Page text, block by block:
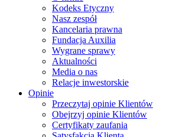
Kodeks Etyczny
Nasz zespół
Kancelaria prawna
Fundacja Auxilia
Wygrane sprawy
Aktualności
Media o nas
Relacje inwestorskie
Opinie
Przeczytaj opinie Klientów
Obejrzyj opinie Klientów
Certyfikaty zaufania